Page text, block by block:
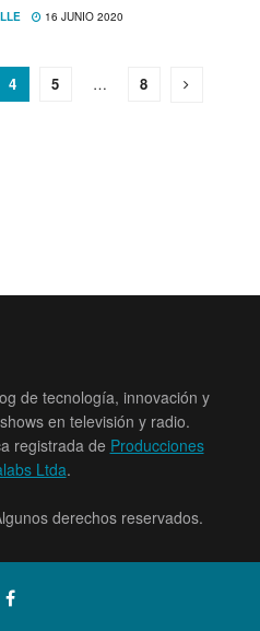
16 JUNIO 2020
4 5 … 8
de tecnología, innovación y
en televisión y radio.
registrada de Producciones
Ltda.
derechos reservados.